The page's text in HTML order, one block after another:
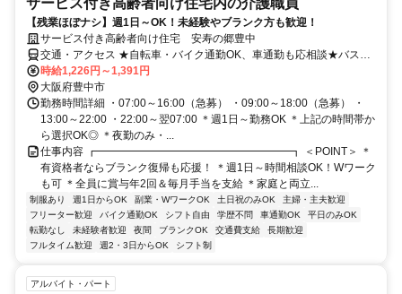
【残業ほぼナシ】週1日～OK！未経験やブランク方も歓迎！
サービス付き高齢者向け住宅 安寿の郷豊中
交通・アクセス ★自転車・バイク通勤OK、車通勤も応相談★バス停
｢東豊中団地前｣～徒歩10分
時給1,226円～1,391円
大阪府豊中市
勤務時間詳細 ・07:00～16:00（急募） ・09:00～18:00（急募） ・
13:00～22:00 ・22:00～翌07:00 ＊週1日～勤務OK ＊上記の時間帯か
ら選択OK◎ ＊夜勤のみ・...
仕事内容 ┏━━━━━━━━━━━━━━━━━━┓ ＜POINT＞ ＊
有資格者ならブランク復帰も応援！ ＊週1日～時間相談OK！Wワーク
も可 ＊全員に賞与年2回＆毎月手当を支給 ＊家庭と両立...
制服あり 週1日からOK 副業・WワークOK 土日祝のみOK
主婦・主夫歓迎
フリーター歓迎
バイク通勤OK シフト自由 学歴不問 車通勤OK
平日のみOK
転勤なし
未経験者歓迎 夜間 ブランクOK 交通費支給
長期歓迎
フルタイム歓迎
週2・3日からOK シフト制
アルバイト・パート